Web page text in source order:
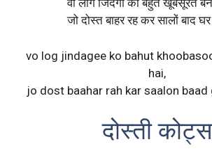
वो लोग जिंदगी को बहुत खूबसूरत
जो दोस्त बाहर रह कर सालों बाद
vo log jindagee ko bahut
hai,
jo dost baahar rah kar saalon baad
दोस्ती कोट्स